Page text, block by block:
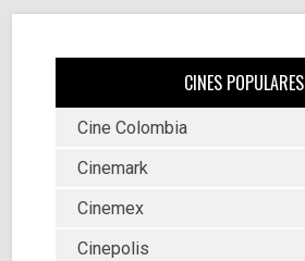
CINES POPULARES
Cine Colombia
Cinemark
Cinemex
Cinepolis